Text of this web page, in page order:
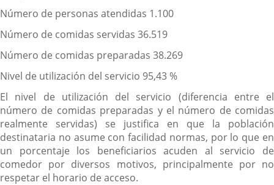
Número de personas atendidas 1.100
Número de comidas servidas 36.519
Número de comidas preparadas 38.269
Nivel de utilización del servicio 95,43 %
El nivel de utilización del servicio (diferencia entre el
número de comidas preparadas y el número de comidas
realmente servidas) se justifica en que la población
destinataria no asume con facilidad normas, por lo que en
un porcentaje los beneficiarios acuden al servicio de
comedor por diversos motivos, principalmente por no
respetar el horario de acceso.